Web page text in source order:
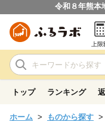
令和８年熊本
上
トップ ランキング
ホーム ものから探す